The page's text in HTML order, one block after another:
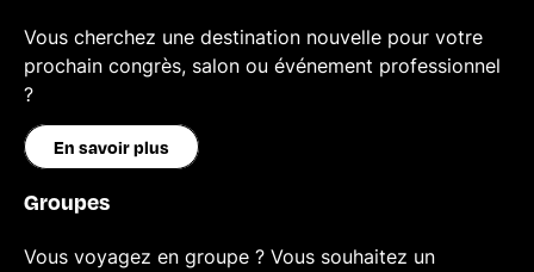
Vous cherchez une destination nouvelle pour votre
prochain congrès, salon ou événement professionnel
?
En savoir plus
Groupes
Vous voyagez en groupe ? Vous souhaitez un